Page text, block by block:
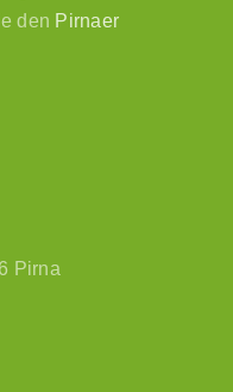
den Pirnaer
Pirna